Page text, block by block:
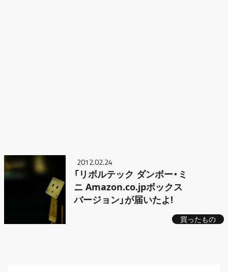
2012.02.24
「リボルテック ダンボー・ミ
ニ Amazon.co.jpボックス
バージョン」が届いたよ!
買ったもの